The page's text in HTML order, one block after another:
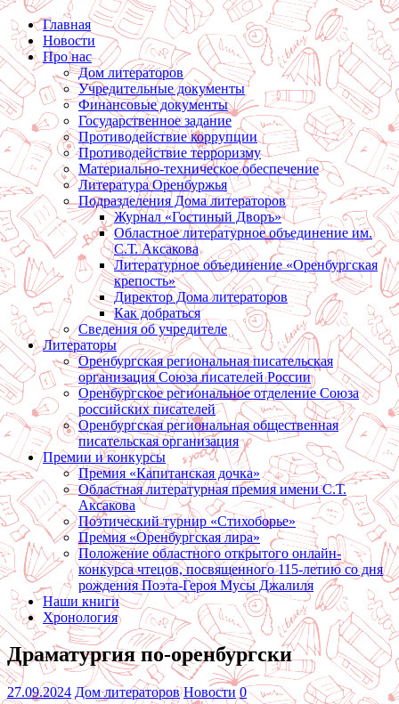
Главная
Новости
Про нас
Дом литераторов
Учредительные документы
Финансовые документы
Государственное задание
Противодействие коррупции
Противодействие терроризму
Материально-техническое обеспечение
Литература Оренбуржья
Подразделения Дома литераторов
Журнал «Гостиный Дворъ»
Областное литературное объединение им.
С.Т. Аксакова
Литературное объединение «Оренбургская
крепость»
Директор Дома литераторов
Как добраться
Сведения об учредителе
Литераторы
Оренбургская региональная писательская
организация Союза писателей России
Оренбургское региональное отделение Союза
российских писателей
Оренбургская региональная общественная
писательская организация
Премии и конкурсы
Премия «Капитанская дочка»
Областная литературная премия имени С.Т.
Аксакова
Поэтический турнир «Стихоборье»
Премия «Оренбургская лира»
Положение областного открытого онлайн-
конкурса чтецов, посвященного 115-летию со дня
рождения Поэта-Героя Мусы Джалиля
Наши книги
Хронология
Драматургия по-оренбургски
27.09.2024 Дом литераторов Новости 0